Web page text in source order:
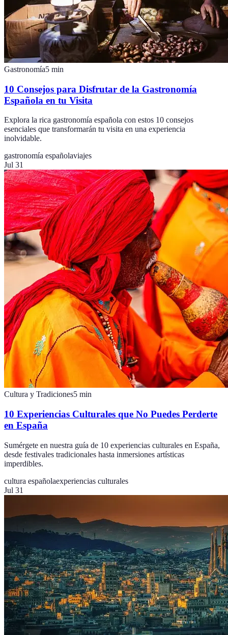
Gastronomía5 min
10 Consejos para Disfrutar de la Gastronomía
Española en tu Visita
Explora la rica gastronomía española con estos 10 consejos
esenciales que transformarán tu visita en una experiencia
inolvidable.
gastronomía españolaviajes
Jul 31
Cultura y Tradiciones5 min
10 Experiencias Culturales que No Puedes Perderte
en España
Sumérgete en nuestra guía de 10 experiencias culturales en España,
desde festivales tradicionales hasta inmersiones artísticas
imperdibles.
cultura españolaexperiencias culturales
Jul 31